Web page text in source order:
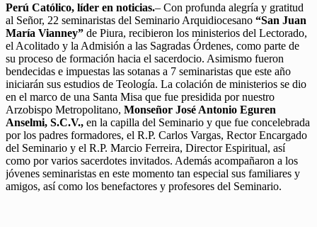
Perú Católico, líder en noticias.– Con profunda alegría y gratitud
al Señor, 22 seminaristas del Seminario Arquidiocesano “San Juan
María Vianney” de Piura, recibieron los ministerios del Lectorado,
el Acolitado y la Admisión a las Sagradas Órdenes, como parte de
su proceso de formación hacia el sacerdocio. Asimismo fueron
bendecidas e impuestas las sotanas a 7 seminaristas que este año
iniciarán sus estudios de Teología. La colación de ministerios se dio
en el marco de una Santa Misa que fue presidida por nuestro
Arzobispo Metropolitano, Monseñor José Antonio Eguren
Anselmi, S.C.V., en la capilla del Seminario y que fue concelebrada
por los padres formadores, el R.P. Carlos Vargas, Rector Encargado
del Seminario y el R.P. Marcio Ferreira, Director Espiritual, así
como por varios sacerdotes invitados. Además acompañaron a los
jóvenes seminaristas en este momento tan especial sus familiares y
amigos, así como los benefactores y profesores del Seminario.